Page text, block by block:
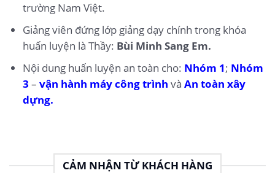
trường Nam Việt.
Giảng viên đứng lớp giảng dạy chính trong khóa
huấn luyện là Thầy: Bùi Minh Sang Em.
Nội dung huấn luyện an toàn cho: Nhóm 1; Nhóm
3 – vận hành máy công trình và An toàn xây
dựng.
CẢM NHẬN TỪ KHÁCH HÀNG